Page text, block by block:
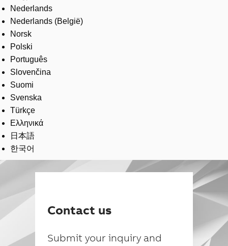
Nederlands
Nederlands (België)
Norsk
Polski
Português
Slovenčina
Suomi
Svenska
Türkçe
Ελληνικά
日本語
한국어
Contact us
Submit your inquiry and